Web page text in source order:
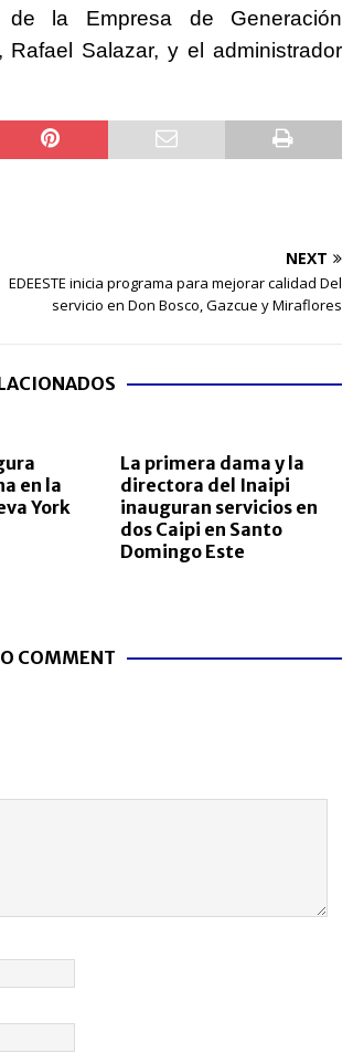
la Empresa de Generación
Rafael Salazar, y el administrador
NEXT
EDEESTE inicia programa para mejorar calidad Del
servicio en Don Bosco, Gazcue y Miraflores
en la
York
La primera dama y la
directora del Inaipi
inauguran servicios en
dos Caipi en Santo
Domingo Este
COMMENT